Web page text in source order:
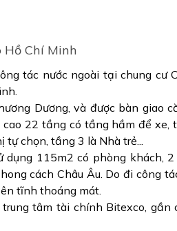
Hồ Chí Minh
tác nước ngoài tại chung cư
Dương, và được bàn giao
22 tầng có tầng hầm để xe,
chọn, tầng 3 là Nhà trẻ...
dụng 115m2 có phòng khách,
cách Châu Âu. Do đi công
tĩnh thoáng mát.
tâm tài chính Bitexco, gần